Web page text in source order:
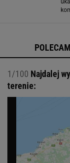
1/100 Najdalej
terenie: